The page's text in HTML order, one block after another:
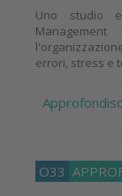
Uno studio
errori, stress e
O33